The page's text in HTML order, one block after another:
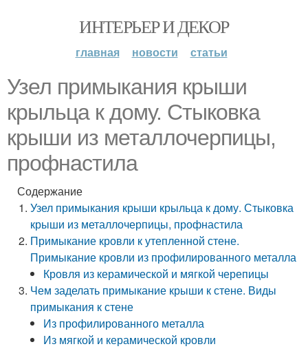
ИНТЕРЬЕР И ДЕКОР
главная новости статьи
Узел примыкания крыши
крыльца к дому. Стыковка
крыши из металлочерпицы,
профнастила
Содержание
Узел примыкания крыши крыльца к дому. Стыковка
крыши из металлочерпицы, профнастила
Примыкание кровли к утепленной стене.
Примыкание кровли из профилированного металла
Кровля из керамической и мягкой черепицы
Чем заделать примыкание крыши к стене. Виды
примыкания к стене
Из профилированного металла
Из мягкой и керамической кровли